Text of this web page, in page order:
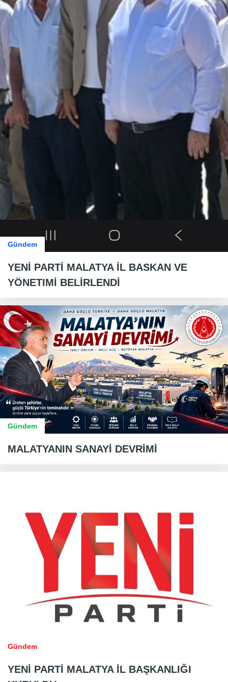
Gündem
YENİ PARTİ MALATYA İL BASKAN VE
YÖNETIMİ BELİRLENDİ
Gündem
MALATYANIN SANAYİ DEVRİMİ
Gündem
YENİ PARTİ MALATYA İL BAŞKANLIĞI